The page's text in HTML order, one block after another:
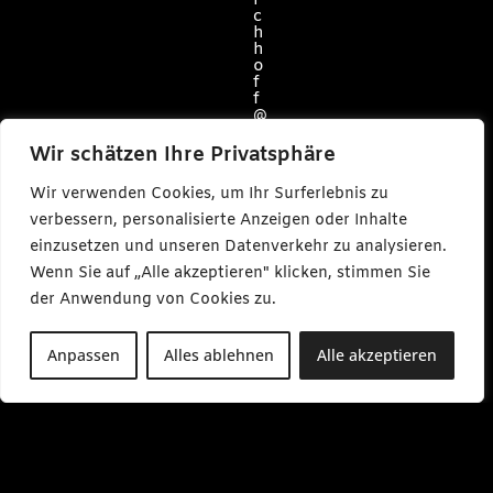
Wir schätzen Ihre Privatsphäre
Wir verwenden Cookies, um Ihr Surferlebnis zu
verbessern, personalisierte Anzeigen oder Inhalte
einzusetzen und unseren Datenverkehr zu analysieren.
Wenn Sie auf „Alle akzeptieren" klicken, stimmen Sie
der Anwendung von Cookies zu.
Anpassen Alles ablehnen Alle akzeptieren
c
h
h
o
f
f
@
a
r
l
m
a
k
e
s
m
e
i
a
.
d